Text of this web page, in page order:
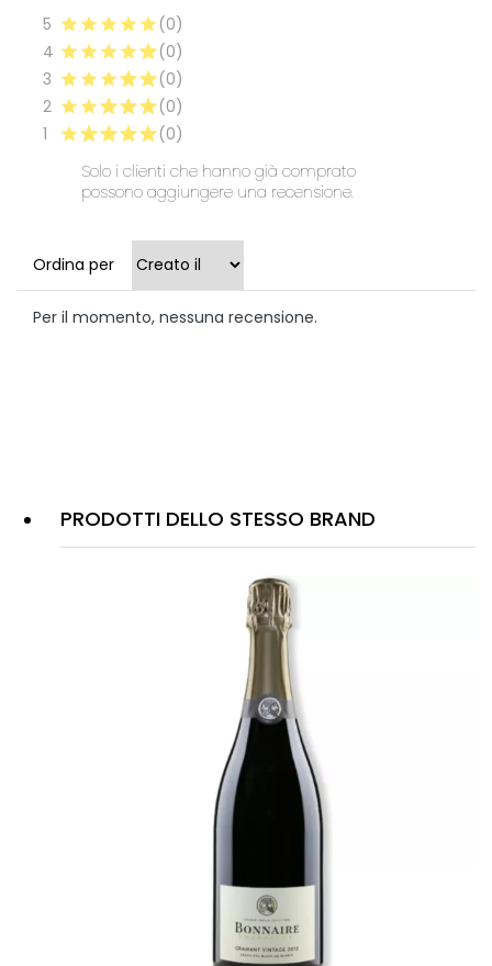
PRODOTTI DELLO STESSO BRAND
5
(0)
4
(0)
3
(0)
2
(0)
1
(0)
Solo i clienti che hanno già comprato
possono aggiungere una recensione.
Ordina per
Per il momento, nessuna recensione.